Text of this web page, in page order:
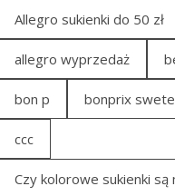
Allegro sukienki do 50 zł
allegro wyprzedaż
bon p bonprix
ccc
Czy kolorowe sukienki są